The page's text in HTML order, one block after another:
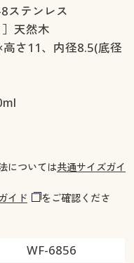
ステンレス
天然木
さ11、内径8.5(底径
については共通サイズガイ
イド
をご確認くださ
WF-6856